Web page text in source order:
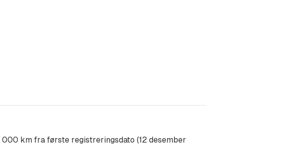
km fra første registreringsdato (12 desember